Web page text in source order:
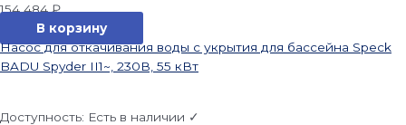
154 484₽
В корзину
Насос для откачивания воды с укрытия для бассейна Speck
BADU Spyder II1~, 230В, 55 кВт
Доступность: Есть в наличии ✓